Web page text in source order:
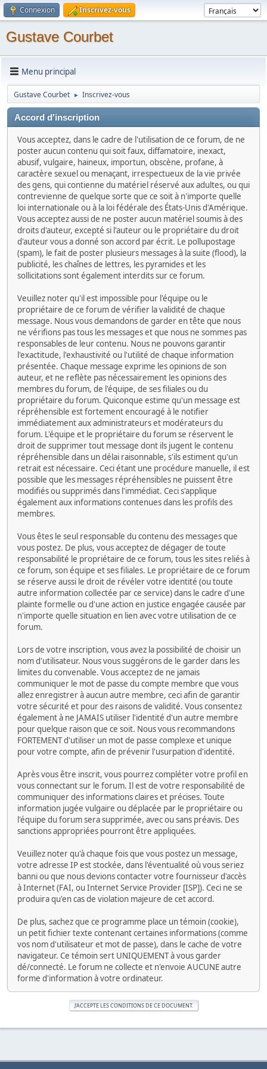
Connexion Inscrivez-vous
Gustave Courbet
Menu principal
Gustave Courbet ► Inscrivez-vous
Accord d'inscription
Vous acceptez, dans le cadre de l'utilisation de ce forum, de ne
poster aucun contenu qui soit faux, diffamatoire, inexact,
abusif, vulgaire, haineux, importun, obscène, profane, à
caractère sexuel ou menaçant, irrespectueux de la vie privée
des gens, qui contienne du matériel réservé aux adultes, ou qui
contrevienne de quelque sorte que ce soit à n'importe quelle
loi internationale ou à la loi fédérale des États-Unis d'Amérique.
Vous acceptez aussi de ne poster aucun matériel soumis à des
droits d'auteur, excepté si l'auteur ou le propriétaire du droit
d'auteur vous a donné son accord par écrit. Le pollupostage
(spam), le fait de poster plusieurs messages à la suite (flood), la
publicité, les chaînes de lettres, les pyramides et les
sollicitations sont également interdits sur ce forum.
Veuillez noter qu'il est impossible pour l'équipe ou le
propriétaire de ce forum de vérifier la validité de chaque
message. Nous vous demandons de garder en tête que nous
ne vérifions pas tous les messages et que nous ne sommes pas
responsables de leur contenu. Nous ne pouvons garantir
l'exactitude, l'exhaustivité ou l'utilité de chaque information
présentée. Chaque message exprime les opinions de son
auteur, et ne reflète pas nécessairement les opinions des
membres du forum, de l'équipe, de ses filiales ou du
propriétaire du forum. Quiconque estime qu'un message est
répréhensible est fortement encouragé à le notifier
immédiatement aux administrateurs et modérateurs du
forum. L'équipe et le propriétaire du forum se réservent le
droit de supprimer tout message dont ils jugent le contenu
répréhensible dans un délai raisonnable, s'ils estiment qu'un
retrait est nécessaire. Ceci étant une procédure manuelle, il est
possible que les messages répréhensibles ne puissent être
modifiés ou supprimés dans l'immédiat. Ceci s'applique
également aux informations contenues dans les profils des
membres.
Vous êtes le seul responsable du contenu des messages que
vous postez. De plus, vous acceptez de dégager de toute
responsabilité le propriétaire de ce forum, tous les sites reliés à
ce forum, son équipe et ses filiales. Le propriétaire de ce forum
se réserve aussi le droit de révéler votre identité (ou toute
autre information collectée par ce service) dans le cadre d'une
plainte formelle ou d'une action en justice engagée causée par
n'importe quelle situation en lien avec votre utilisation de ce
forum.
Lors de votre inscription, vous avez la possibilité de choisir un
nom d'utilisateur. Nous vous suggérons de le garder dans les
limites du convenable. Vous acceptez de ne jamais
communiquer le mot de passe du compte membre que vous
allez enregistrer à aucun autre membre, ceci afin de garantir
votre sécurité et pour des raisons de validité. Vous consentez
également à ne JAMAIS utiliser l'identité d'un autre membre
pour quelque raison que ce soit. Nous vous recommandons
FORTEMENT d'utiliser un mot de passe complexe et unique
pour votre compte, afin de prévenir l'usurpation d'identité.
Après vous être inscrit, vous pourrez compléter votre profil en
vous connectant sur le forum. Il est de votre responsabilité de
communiquer des informations claires et précises. Toute
information jugée vulgaire ou déplacée par le propriétaire ou
l'équipe du forum sera supprimée, avec ou sans préavis. Des
sanctions appropriées pourront être appliquées.
Veuillez noter qu'à chaque fois que vous postez un message,
votre adresse IP est stockée, dans l'éventualité où vous seriez
banni ou que nous devions contacter votre fournisseur d'accès
à Internet (FAI, ou Internet Service Provider [ISP]). Ceci ne se
produira qu'en cas de violation majeure de cet accord.
De plus, sachez que ce programme place un témoin (cookie),
un petit fichier texte contenant certaines informations (comme
vos nom d'utilisateur et mot de passe), dans le cache de votre
navigateur. Ce témoin sert UNIQUEMENT à vous garder
dé/connecté. Le forum ne collecte et n'envoie AUCUNE autre
forme d'information à votre ordinateur.